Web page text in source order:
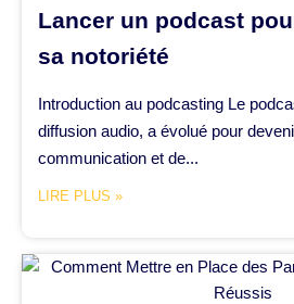
Lancer un podcast
sa notoriété
Introduction au podcasting Le
diffusion audio, a évolué pour
communication et de...
LIRE PLUS »